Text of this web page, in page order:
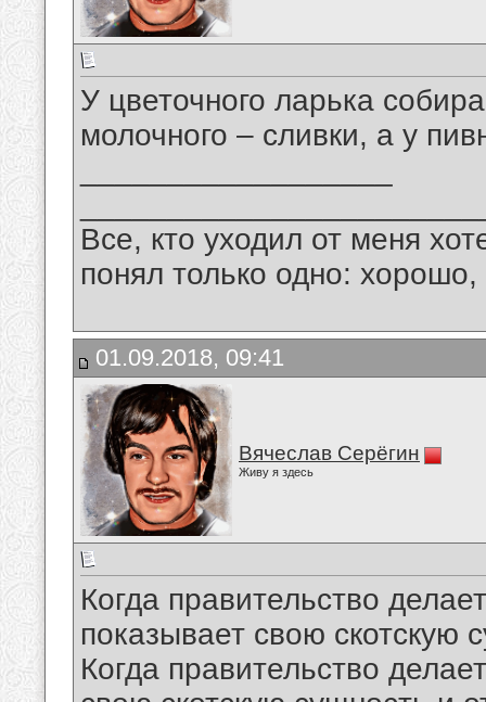
У цветочного ларька
молочного – сливки, а у
Все, кто уходил от меня
понял только одно:
01.09.2018, 09:41
Вячеслав Серёгин
Живу я здесь
Когда правительство
показывает свою скотскую
Когда правительство